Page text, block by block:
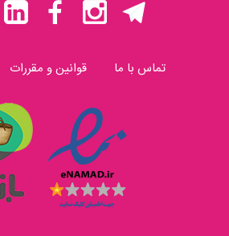
تماس با ما قوانین و مقررات